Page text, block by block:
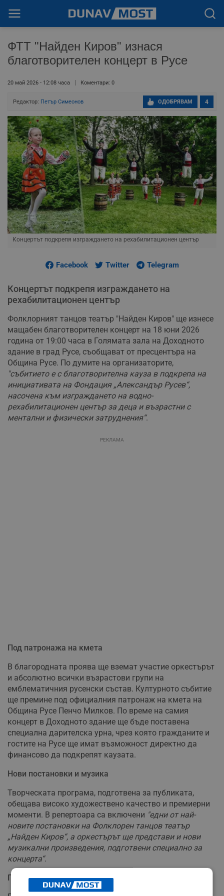
ФТТ "Найден Киров" изнася
благотворителен концерт в Русе
20 май 2026 - 12:08 часа Коментари: 0
Редактор: Петър Симеонов 4
ОДОБРЯВАМ
Концертът подкрепя изграждането на рехабилитационен център
Facebook Twitter Telegram
Концертът подкрепя изграждането на
рехабилитационен център
Фолклорният танцов театър "Найден Киров" ще изнесе
мащабен благотворителен концерт на 18 юни 2026
година от 19:00 часа в Голямата зала на Доходното
здание в град Русе, съобщават от пресцентъра на
Община Русе. По думите на организаторите,
"събитието е с благотворителна кауза в подкрепа на
инициативата на Фондация „Александър Русев“,
насочена към изграждането на водно-
рехабилитационен център за деца и възрастни с
ментални и физически затруднения“.
РЕКЛАМА
Под патронажа на кмета
В благородната проява ще вземат участие оркестърът
и абсолютно всички възрастови групи на
емблематичния русенски състав. Културното събитие
ще премине под официалния патронаж на кмета на
Община Русе Пенчо Милков. По време на самия
концерт в Доходното здание ще бъде поставена
специална дарителска урна, чрез която гражданите и
гостите на Русе ще имат възможност директно да
финансово да подкрепят каузата.
Нови постановки и музика
Творческата програма, подготвена за публиката,
обещава високо художествено качество и премиерни
моменти. В репертоара са включени "едни от най-
новите постановки на Фолклорен танцов театър
„Найден Киров“, а оркестърът ще представи и нови
музикални произведения, подготвени специално за
концерта“.
Предстоящи международни турнета